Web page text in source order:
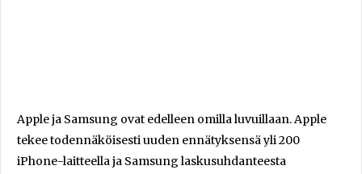
Apple ja Samsung ovat edelleen omilla luvuillaan. Apple
tekee todennäköisesti uuden ennätyksensä yli 200
iPhone-laitteella ja Samsung laskusuhdanteesta